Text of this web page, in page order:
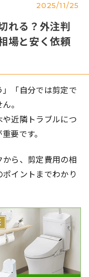
れる？外注判
場と安く依頼
2025/11/25
「自分では剪定で
。
近隣トラブルにつ
要です。
ら、剪定費用の相
イントまでわかり